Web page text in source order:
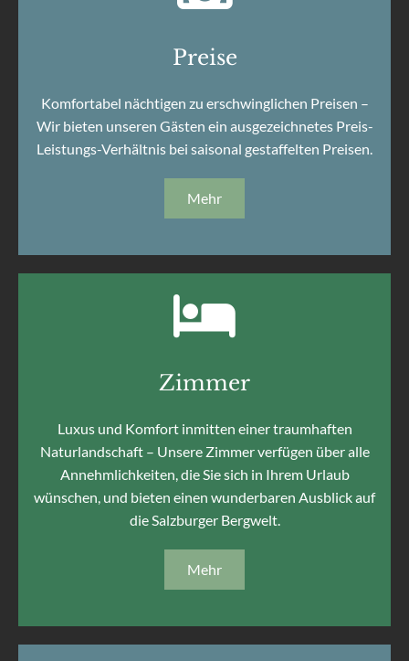
Preise
Komfortabel nächtigen zu erschwinglichen Preisen –
Wir bieten unseren Gästen ein ausgezeichnetes Preis-
Leistungs-Verhältnis bei saisonal gestaffelten Preisen.
Mehr

Zimmer
Luxus und Komfort inmitten einer traumhaften
Naturlandschaft – Unsere Zimmer verfügen über alle
Annehmlichkeiten, die Sie sich in Ihrem Urlaub
wünschen, und bieten einen wunderbaren Ausblick auf
die Salzburger Bergwelt.
Mehr